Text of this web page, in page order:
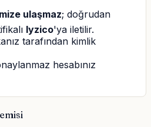
ulaşmaz; doğrudan
Iyzico'ya iletilir.
tarafından kimlik
hesabınız